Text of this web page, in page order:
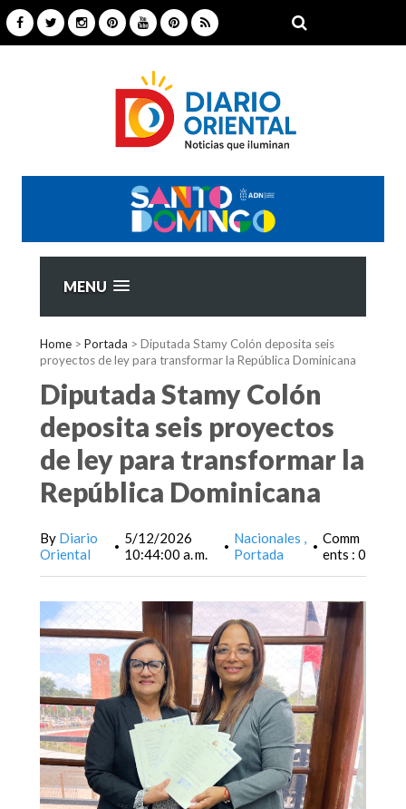
MENU
Home > Portada > Diputada Stamy Colón deposita seis
proyectos de ley para transformar la República Dominicana
Diputada Stamy Colón
deposita seis proyectos
de ley para transformar la
República Dominicana
By Diario
Oriental
• 5/12/2026
10:44:00 a. m.
• Nacionales
Portada
• Comm
ents : 0